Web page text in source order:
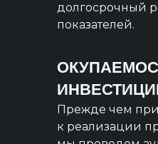
Прежде чем
к реализации
долгосрочный
показателей.